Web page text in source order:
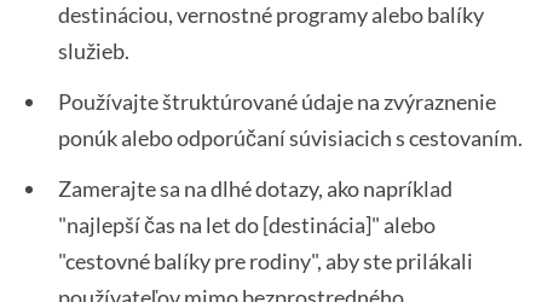
destináciou, vernostné programy alebo balíky
služieb.
Používajte štruktúrované údaje na zvýraznenie
ponúk alebo odporúčaní súvisiacich s cestovaním.
Zamerajte sa na dlhé dotazy, ako napríklad
"najlepší čas na let do [destinácia]" alebo
"cestovné balíky pre rodiny", aby ste prilákali